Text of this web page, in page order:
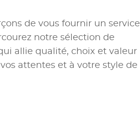
de vous fournir un service
notre sélection de
allie qualité, choix et valeur
attentes et à votre style de